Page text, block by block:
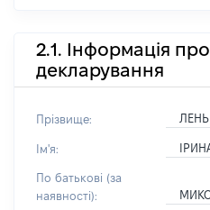
2.1. Інформація
декларування
Прізвище: ЛЕНЬ
Ім'я:
По батькові (за
наявності):